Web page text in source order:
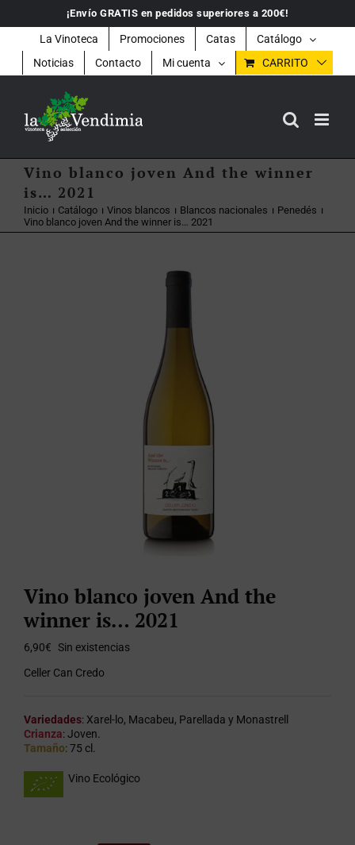
contenido
¡Envío GRATIS en pedidos superiores a 200€!
La Vinoteca Promociones Catas
Catálogo
Noticias
Contacto Mi cuenta CARRITO
Vino blanco joven And the winner
is… 2021
Inicio Catálogo Vinos blancos Blancos nacionales
Penedés
Vino blanco joven And the winner is… 2021
Vino blanco joven And the
winner is… 2021
6,90€ Sin existencias
Celler Can Credo
Variedades: Xarel-lo, Macabeu, Parellada y Monastrell
Crianza: Joven.
Tamaño: 75 cl.
Vino Ecológico